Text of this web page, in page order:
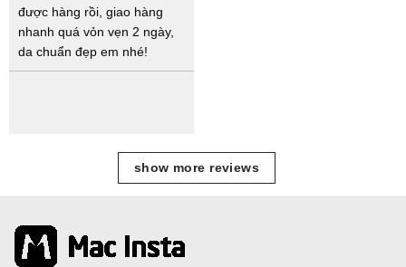
được hàng rồi, giao hàng
nhanh quá vỏn vẹn 2 ngày,
da chuẩn đẹp em nhé!
show more reviews